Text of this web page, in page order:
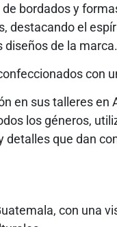
bordados y
destacando el
de la marca.
con
en sus talleres en
los géneros,
que dan
con una